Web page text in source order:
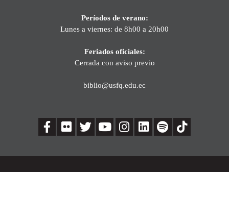
Períodos de verano:
Lunes a viernes: de 8h00 a 20h00
Feriados oficiales:
Cerrada con aviso previo
biblio@usfq.edu.ec